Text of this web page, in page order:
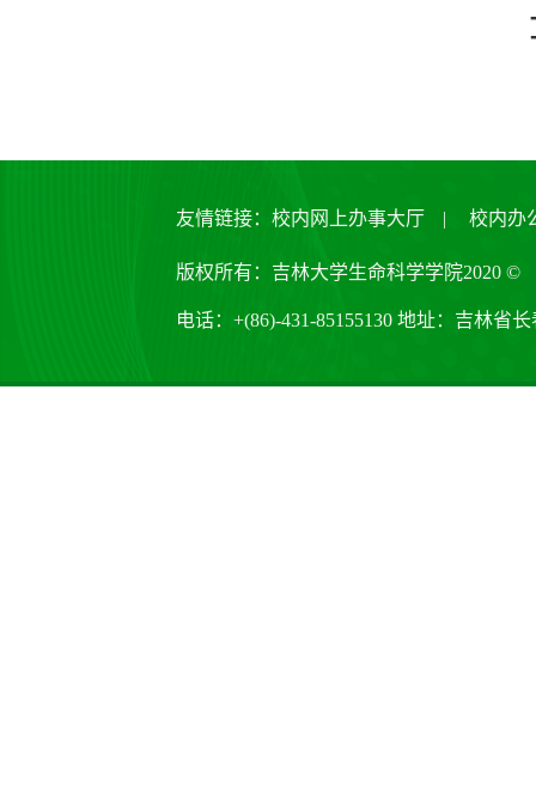
友情链接： 校内网上办事大厅 | 校内办
版权所有：吉林大学生命科学学院2020 ©
电话：+(86)-431-85155130 地址：吉林省